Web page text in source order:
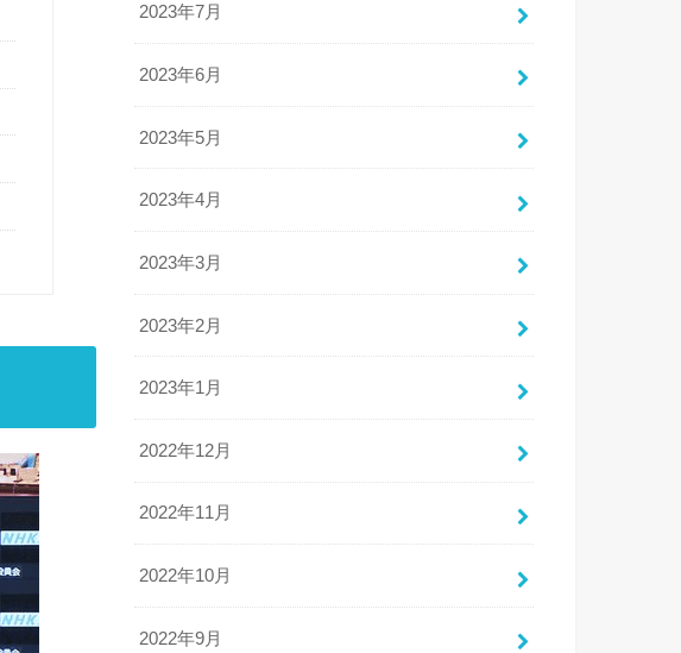
2023年7月
2023年6月
2023年5月
2023年4月
2023年3月
2023年2月
2023年1月
2022年12月
2022年11月
2022年10月
2022年9月